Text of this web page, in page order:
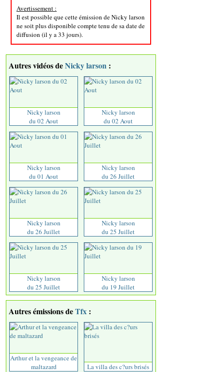
Avertissement :
Il est possible que cette émission de Nicky larson
ne soit plus disponible compte tenu de sa date de
diffusion (il y a 33 jours).
Autres vidéos deNicky larson :
Nicky larson
du 02 Aout
Nicky larson
du 02 Aout
Nicky larson
du 01 Aout
Nicky larson
du 26 Juillet
Nicky larson
du 26 Juillet
Nicky larson
du 25 Juillet
Nicky larson
du 25 Juillet
Nicky larson
du 19 Juillet
Autres émissions deTfx :
Arthur et la vengeance de
maltazard
La villa des c?urs brisés